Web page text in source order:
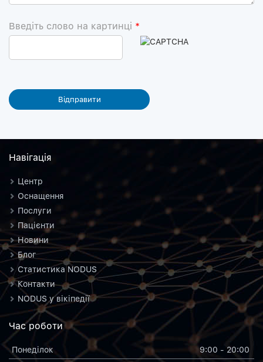
Введіть слово на картинці *
Навiгацiя
Центр
Оснащення
Послуги
Пацієнти
Новини
Блог
Статистика NODUS
Контакти
NODUS у вікіпедії
Час роботи
Понеділок
9:00 - 20:00